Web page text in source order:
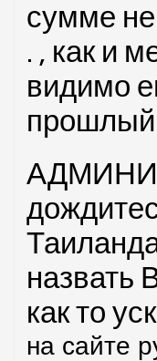
сумме не
. , как и
видимо
прошлый
назвать
как то
на сайте